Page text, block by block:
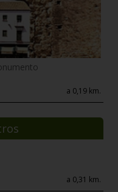
a 0,19 km.
a 0,31 km.